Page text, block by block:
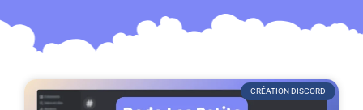
CRÉATION DISCORD